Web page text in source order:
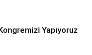
Yapıyoruz